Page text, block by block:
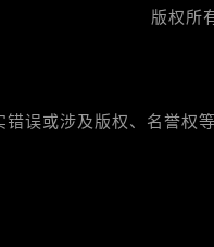
区南谯北路欧米茄售后服
区黄山西路欧米茄售后服
区解放中路欧米茄售后服
版权所
误或涉及版权、名誉